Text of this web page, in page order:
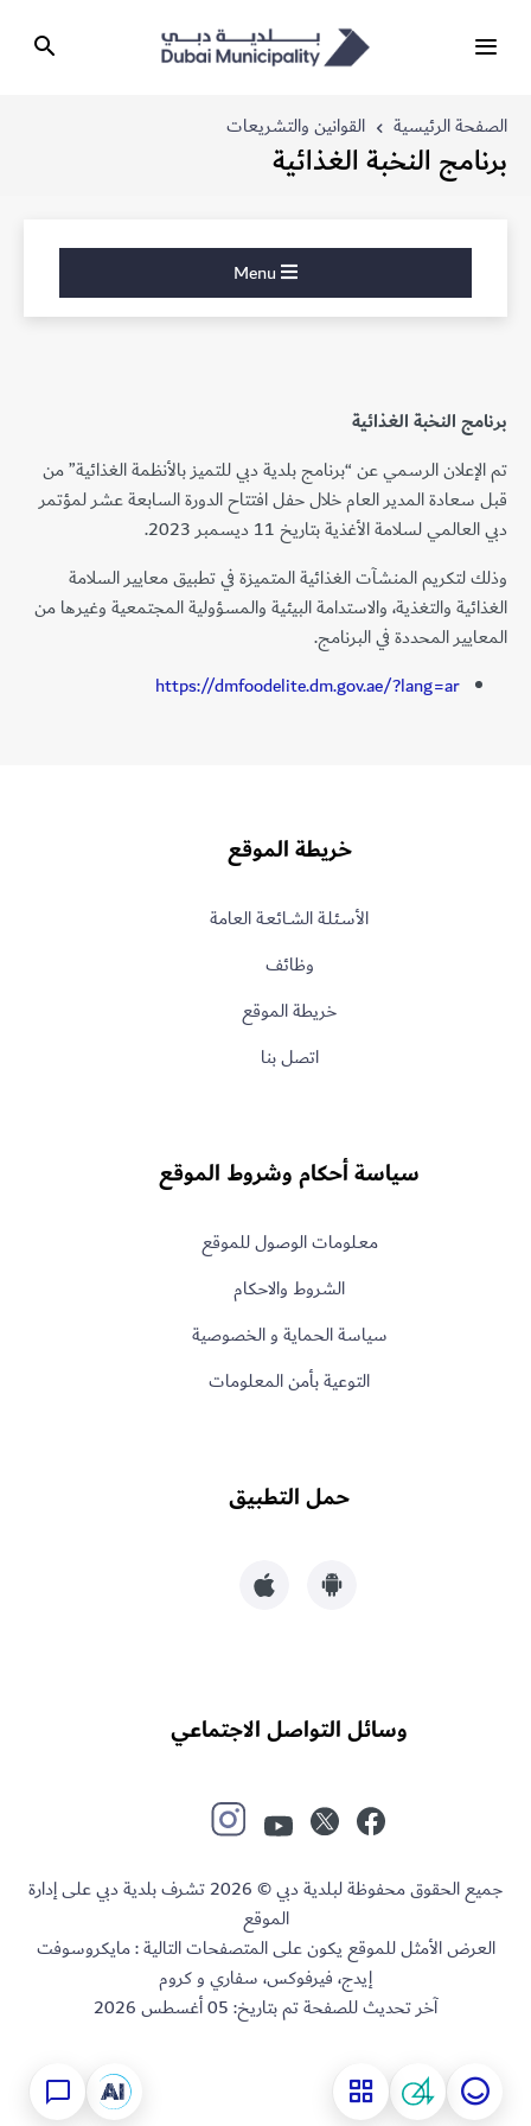
الصفحة الرئيسية القوانين والتشريعات
برنامج النخبة الغذائية
برنامج النخبة الغذائية
تم الإعلان الرسمي عن “برنامج بلدية دبي للتميز بالأنظمة الغذائية” من
قبل سعادة المدير العام خلال حفل افتتاح الدورة السابعة عشر لمؤتمر
دبي العالمي لسلامة الأغذية بتاريخ 11 ديسمبر 2023.
وذلك لتكريم المنشآت الغذائية المتميزة في تطبيق معايير السلامة
الغذائية والتغذية، والاستدامة البيئية والمسؤولية المجتمعية وغيرها من
المعايير المحددة في البرنامج.
https://dmfoodelite.dm.gov.ae/?lang=ar
خريطة الموقع
الأسـئلـة الشــائعـة العامة
وظائف
خريطة الموقع
اتصل بنا
سياسة أحكام وشروط الموقع
معـلومات الوصول للموقع
الشروط والاحكام
سياسة الحماية و الخصوصية
التوعية بأمن المعلومات
حمل التطبيق
وسائل التواصل الاجتماعي
جميع الحقوق محفوظة لبلدية دبي © 2026 تشرف بلدية دبي على إدارة
الموقع
العرض الأمثل للموقع يكون على المتصفحات التالية : مايكروسوفت
إيدج، فيرفوكس، سفاري و كروم
آخر تحديث للصفحة تم بتاريخ:05 أغسطس 2026